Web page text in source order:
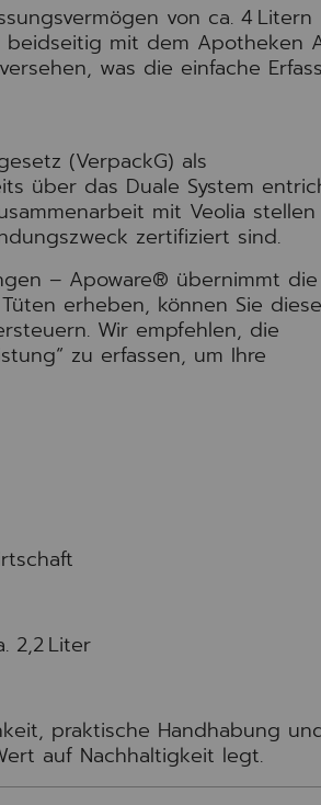
von ca. 4 Litern
beidseitig mit dem Apotheken
was die einfache
(VerpackG) als
über das Duale System
mit Veolia
zertifiziert sind.
– Apoware® übernimmt die
erheben, können Sie
Wir empfehlen, die
zu erfassen, um Ihre
2,2 Liter
praktische Handhabung
auf Nachhaltigkeit legt.